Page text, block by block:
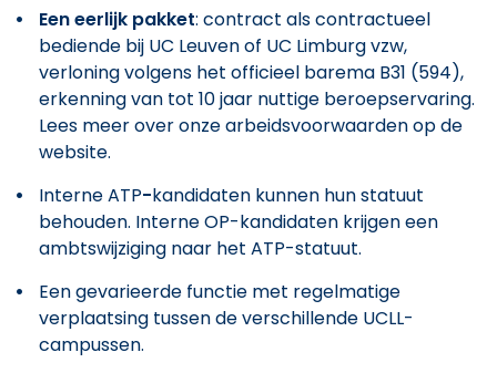
Een eerlijk pakket: contract als contractueel
bediende bij UC Leuven of UC Limburg vzw,
verloning volgens het officieel barema B31 (594),
erkenning van tot 10 jaar nuttige beroepservaring.
Lees meer over onze arbeidsvoorwaarden op de
website.
Interne ATP-kandidaten kunnen hun statuut
behouden. Interne OP-kandidaten krijgen een
ambtswijziging naar het ATP-statuut.
Een gevarieerde functie met regelmatige
verplaatsing tussen de verschillende UCLL-
campussen.